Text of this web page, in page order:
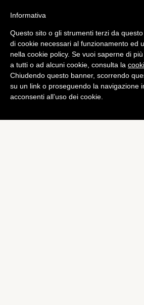
Mobile
Microsoft: rubati
iPad dai suoi
di Piermanuele Sberni
Informativa
Questo sito o gli strumenti terzi da
di cookie necessari al funzionamento ed
nella cookie policy. Se vuoi saperne di
a tutti o ad alcuni cookie, consulta la
Chiudendo questo banner, scorrendo
su un link o proseguendo la navigazione
acconsenti all’uso dei cookie.